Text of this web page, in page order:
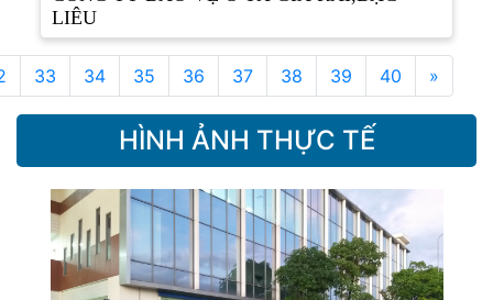
LIÊU
33 34 35 36 37 38 39 40 »
HÌNH ẢNH THỰC TẾ